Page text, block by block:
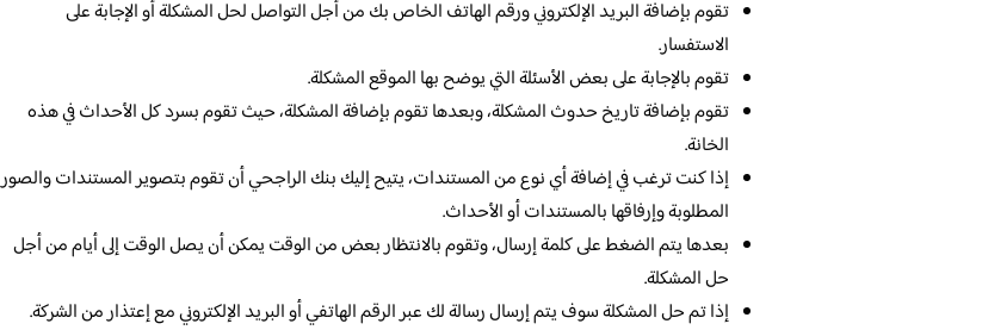
تقوم بإضافة البريد الإلكتروني ورقم الهاتف الخاص بك من أجل التواصل لحل المشكلة أو الإجابة على
الاستفسار.
تقوم بالإجابة على بعض الأسئلة التي يوضح بها الموقع المشكلة.
تقوم بإضافة تاريخ حدوث المشكلة، وبعدها تقوم بإضافة المشكلة، حيث تقوم بسرد كل الأحداث في هذه
الخانة.
إذا كنت ترغب في إضافة أي نوع من المستندات، يتيح إليك بنك الراجحي أن تقوم بتصوير المستندات والصور
المطلوبة وإرفاقها بالمستندات أو الأحداث.
بعدها يتم الضغط على كلمة إرسال، وتقوم بالانتظار بعض من الوقت يمكن أن يصل الوقت إلى أيام من أجل
حل المشكلة.
إذا تم حل المشكلة سوف يتم إرسال رسالة لك عبر الرقم الهاتفي أو البريد الإلكتروني مع إعتذار من الشركة.